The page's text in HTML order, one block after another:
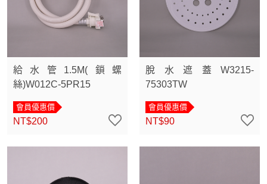
給水管1.5M(鎖螺
絲)W012C-5PR15
會員優惠價
NT$200
脫水遮蓋W3215-
75303TW
會員優惠價
NT$90